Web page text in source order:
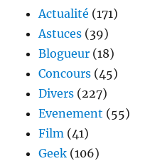
twerk
Actualité (171)
Astuces (39)
Blogueur (18)
Concours (45)
Divers (227)
Evenement (55)
Film (41)
Geek (106)